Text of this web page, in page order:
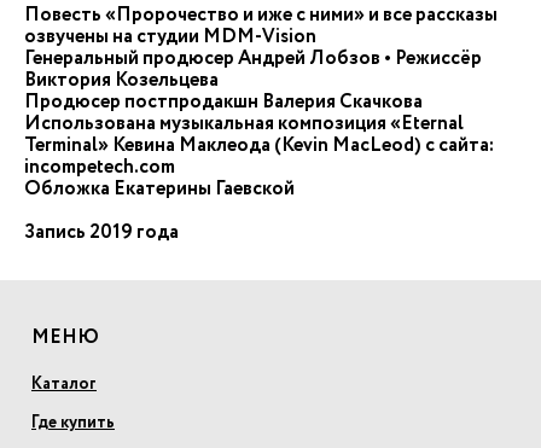
Повесть «Пророчество и иже с ними» и все рассказы
озвучены на студии MDM-Vision
Генеральный продюсер Андрей Лобзов • Режиссёр
Виктория Козельцева
Продюсер постпродакшн Валерия Скачкова
Использована музыкальная композиция «Eternal
Terminal» Кевина Маклеода (Kevin MacLeod) с сайта:
incompetech.com
Обложка Екатерины Гаевской
Запись 2019 года
МЕНЮ
Каталог
Где купить